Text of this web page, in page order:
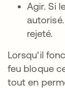
Agir. Si
rejeté.
Lorsqu'il
feu bloque
tout en